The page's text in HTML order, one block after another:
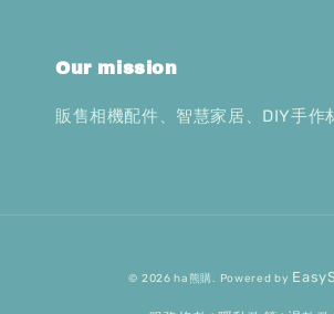
Our mission
販售相機配件、智慧家居、DIY手作
© 2026 ha熊購. Powered by